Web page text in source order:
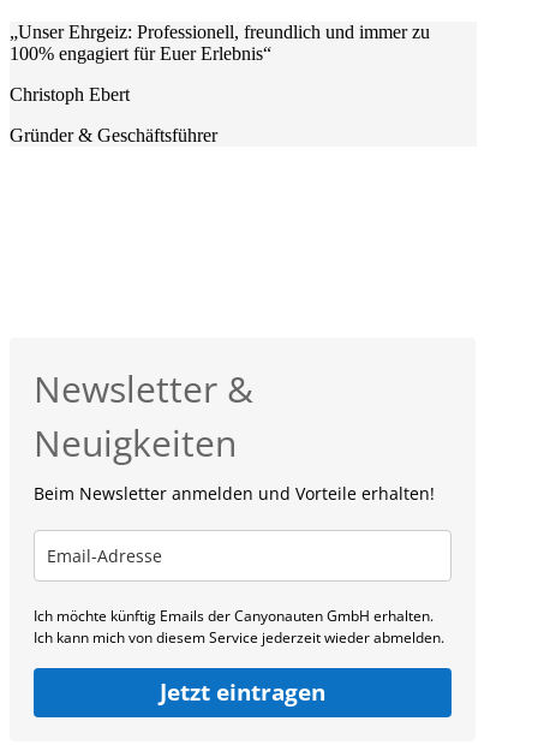
„Unser Ehrgeiz: Professionell, freundlich und immer zu
100% engagiert für Euer Erlebnis“
Christoph Ebert
Gründer & Geschäftsführer
Newsletter &
Neuigkeiten
Beim Newsletter anmelden und Vorteile erhalten!
Ich möchte künftig Emails der Canyonauten GmbH erhalten.
Ich kann mich von diesem Service jederzeit wieder abmelden.
Jetzt eintragen